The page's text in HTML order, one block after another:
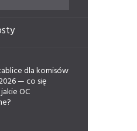
dla komisów
— co się
OC